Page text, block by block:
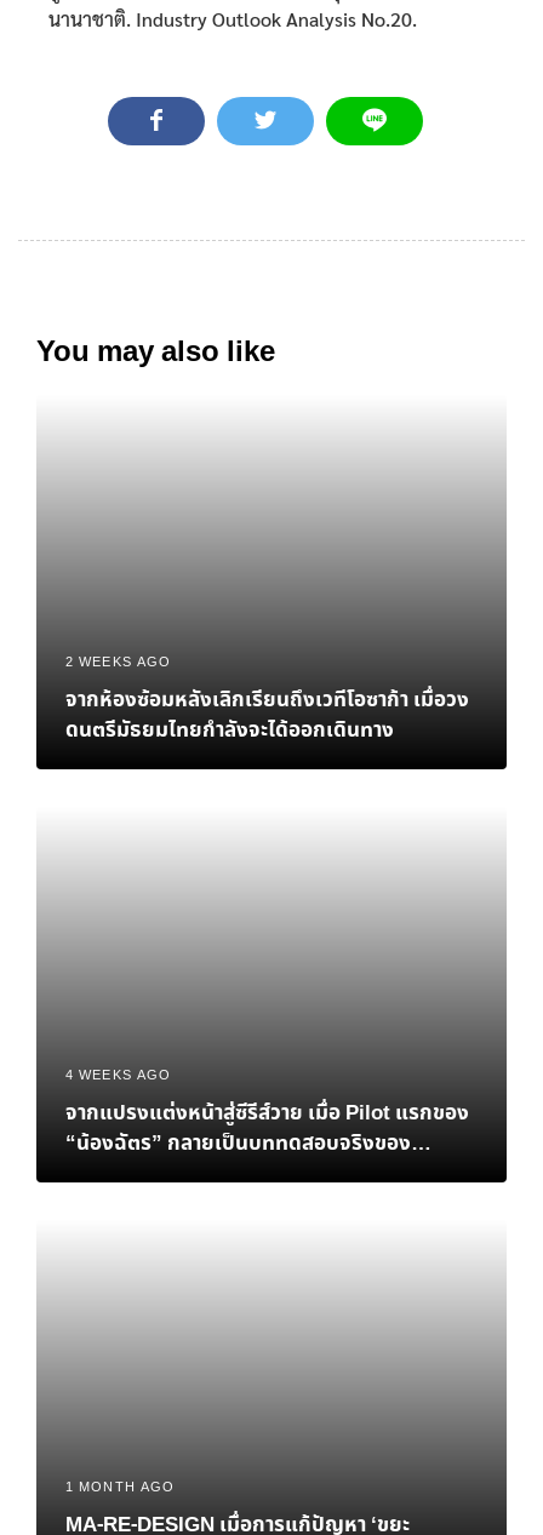
นานาชาติ. Industry Outlook Analysis No.20.
You may also like
2 WEEKS AGO
จากห้องซ้อมหลังเลิกเรียนถึงเวทีโอซาก้า เมื่อวง
ดนตรีมัธยมไทยกำลังจะได้ออกเดินทาง
4 WEEKS AGO
จากแปรงแต่งหน้าสู่ซีรีส์วาย เมื่อ Pilot แรกของ
“น้องฉัตร” กลายเป็นบททดสอบจริงของ
1 MONTH AGO
MA-RE-DESIGN เมื่อการแก้ปัญหา ‘ขยะ